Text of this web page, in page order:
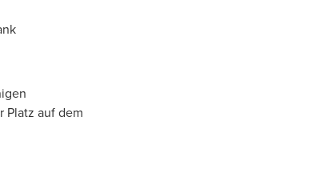
Platz auf dem